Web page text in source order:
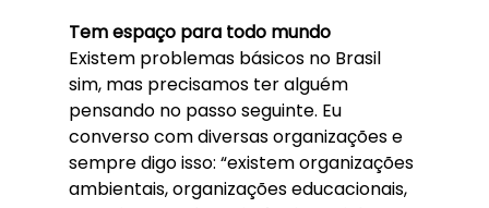
Tem espaço para todo mundo
Existem problemas básicos no Brasil
sim, mas precisamos ter alguém
pensando no passo seguinte. Eu
converso com diversas organizações e
sempre digo isso: “existem organizações
ambientais, organizações educacionais,